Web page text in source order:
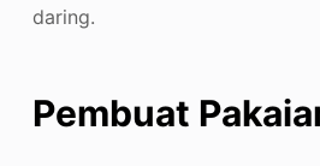
daring.
Pembuat